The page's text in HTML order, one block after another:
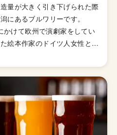
量が大きく引き下げられた際
にあるブルワリーです。
けて欧州で演劇家をしてい
絵本作家のドイツ人女性と出
たいと考え創業したのがエチ
ちなみに同ブルワリーのロゴ
性作家が書いたものです。
、世界を舞台にできるような
マンチックなブルワリーで